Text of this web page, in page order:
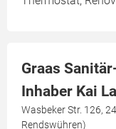
Graas
Inhaber Kai
Wasbeker Str. 126,
Rendswühren)